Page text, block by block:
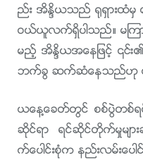
ည္း အိႏၵိယသည္ ႐ုရွားထံ
ဝယ္ယူလက္ရွိပါသည္။ မၾကာမီ
မည့္ အိႏၵိယအေနျဖင့္ ၎
ဘက္ခြ ဆက္ဆံေနသည္ဟု ထ
ယေန႔ေခတ္တြင္ စစ္ပြဲတ
ဆိုင္ရာ ရင္ဆိုင္တိုက္မႈ
က္ေပါင္းစုံက နည္းလမ္းေပ